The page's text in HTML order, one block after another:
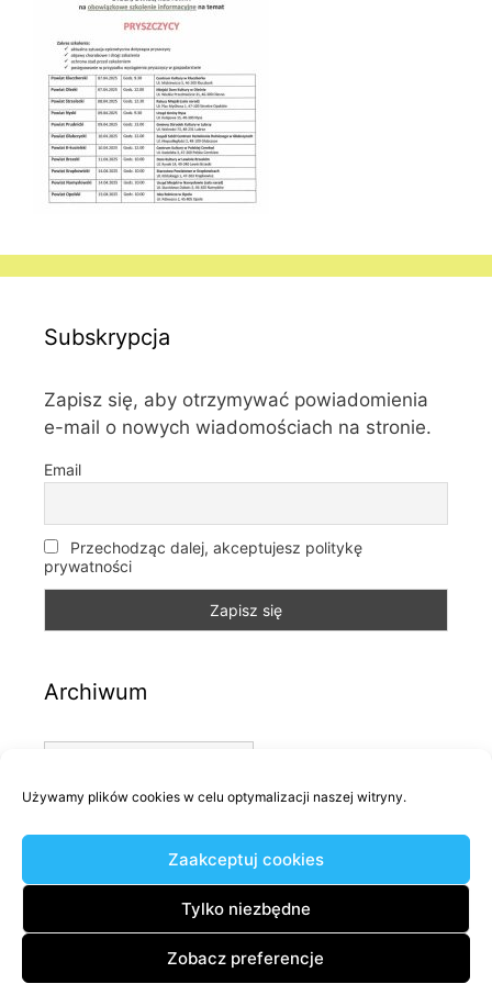
Używamy plików cookies w celu optymalizacji naszej witryny.
Zaakceptuj cookies
Tylko niezbędne
Zobacz preferencje
Subskrypcja
Zapisz się, aby otrzymywać powiadomienia
e-mail o nowych wiadomościach na stronie.
Email
Przechodząc dalej, akceptujesz politykę
prywatności
Archiwum
Archiwum
Kategorie
Kategorie